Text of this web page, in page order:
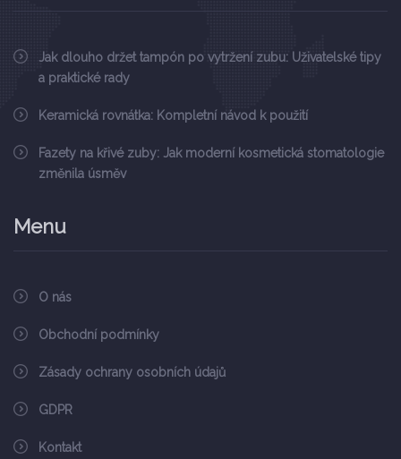
Jak dlouho držet tampón po vytržení zubu: Uživatelské tipy
a praktické rady
Keramická rovnátka: Kompletní návod k použití
Fazety na křivé zuby: Jak moderní kosmetická stomatologie
změnila úsměv
Menu
O nás
Obchodní podmínky
Zásady ochrany osobních údajů
GDPR
Kontakt